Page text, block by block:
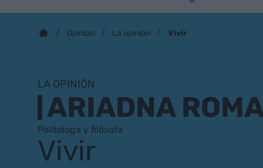
Opinión La opinión Vivir
LA OPINIÓN
ARIADNA
Politóloga y filósofa
Vivir